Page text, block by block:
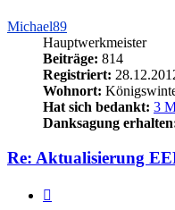
Michael89
Hauptwerkmeister
Beiträge: 814
Registriert:
Wohnort:
Hat sich bedankt: 3
Danksagung
Re: Aktualisierung